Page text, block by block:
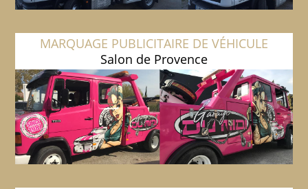
MARQUAGE PUBLICITAIRE DE VÉHICULE
Salon de Provence